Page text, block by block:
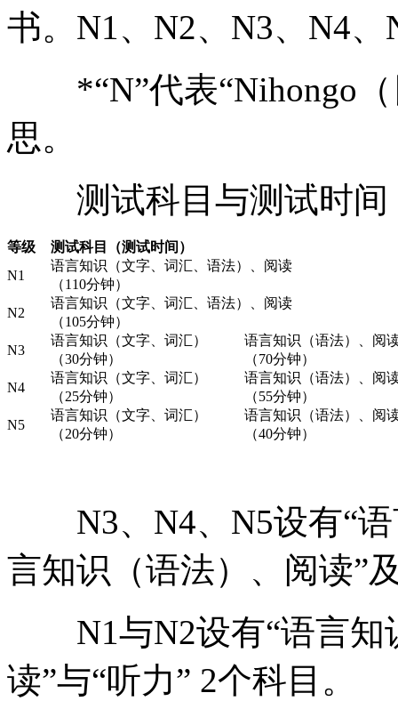
书。N1、N2、N3、N4
*“N”代表“Nihongo（
思。
测试科目与测试时间
等级
测试科目（测试时间）
N1
语言知识（文字、词汇、语法）、阅读
（110分钟）
N2
语言知识（文字、词汇、语法）、阅读
（105分钟）
N3
语言知识（文字、词汇）
语言知识（语法）、阅
（30分钟）
（70分钟）
N4
语言知识（文字、词汇）
语言知识（语法）、阅
（25分钟）
（55分钟）
N5
语言知识（文字、词汇）
语言知识（语法）、阅
（20分钟）
（40分钟）
N3、N4、N5设有“语
言知识（语法）、阅读”
N1与N2设有“语言知
读”与“听力” 2个科目